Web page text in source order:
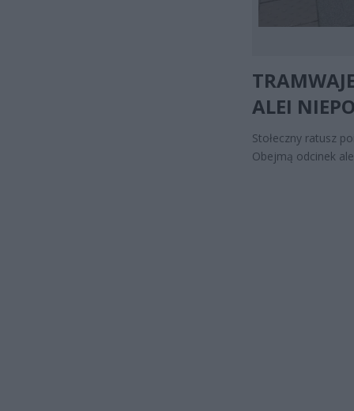
ALEI
Stołeczny ratusz
Obejmą odcinek